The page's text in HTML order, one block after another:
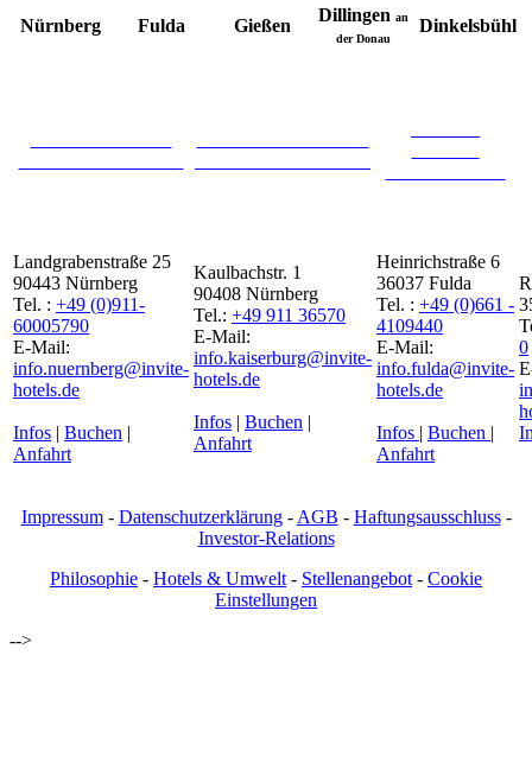
Nürnberg Fulda Gießen
Dillingen an
der Donau
Dinkelsbühl
Landgrabenstraße 25
90443 Nürnberg
Tel. : +49 (0)911-
60005790
E-Mail:
info.nuernberg@invite-
hotels.de
Infos | Buchen |
Anfahrt
Kaulbachstr. 1
90408 Nürnberg
Tel.: +49 911 36570
E-Mail:
info.kaiserburg@invite-
hotels.de
Infos | Buchen |
Anfahrt
Heinrichstraße 6
36037 Fulda
Tel. : +49 (0)661 -
4109440
E-Mail:
info.fulda@invite-
hotels.de
Infos | Buchen |
Anfahrt
0
Impressum- Datenschutzerklärung- AGB - Haftungsausschluss-
Investor-Relations
Philosophie - Hotels & Umwelt - Stellenangebot - Cookie
Einstellungen
-->